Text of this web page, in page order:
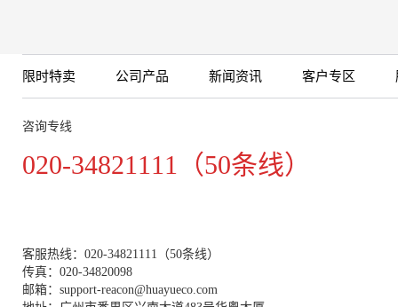
限时特卖 公司产品 新闻资讯 客户专区
咨询专线
020-34821111（50条线）
客服热线：020-34821111（50条线）
传真：020-34820098
邮箱：support-reacon@huayueco.com